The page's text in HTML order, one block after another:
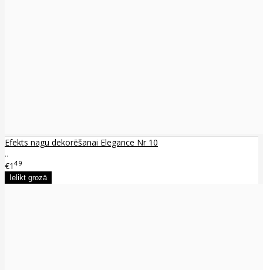
Efekts nagu dekorēšanai Elegance Nr 10
..
€1 49